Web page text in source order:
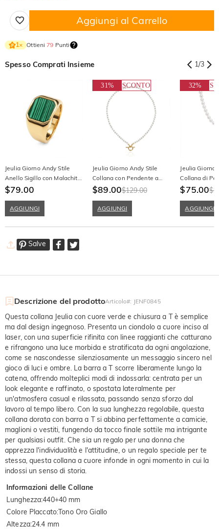
Aggiungi al Carrello
1× Ottieni79 Punti
Spesso Comprati Insieme 1/3
Jeulia Giorno Andy Stile
Anello Sigillo con Malachite
in Oro
$79.00
AGGIUNGI
31% SCONTO
Jeulia Giorno Andy Stile
Collana con Pendente a
Perla e T-Bar
$89.00$129.00
AGGIUNGI
32%
Jeulia Giorno
Collana di
d'Oro
$75.00
AGGIUNGI
Salve
Descrizione del prodottoArticolo#: JENF0845
Questa collana Jeulia con cuore verde e chiusura a T è semplice
ma dal design ingegnoso. Presenta un ciondolo a cuore inciso al
laser, con una superficie rifinita con linee raggianti che catturano
e rifrangono una luce morbida e stratificata da ogni angolazione,
come se nascondesse silenziosamente un messaggio sincero nel
gioco di luci e ombre. La barra a T scorre liberamente lungo la
catena, offrendo molteplici modi di indossarla: centrata per un
look elegante e raffinato, o spostata lateralmente per
un'atmosfera casual e rilassata, passando senza sforzo dal
lavoro al tempo libero. Con la sua lunghezza regolabile, questa
collana dorata con barra a T si abbina perfettamente a camicie,
maglioni o vestiti, fungendo da tocco finale sottile ma intrigante
per qualsiasi outfit. Che sia un regalo per una donna che
apprezza l'individualità e l'attitudine, o un regalo speciale per te
stessa, questa collana a cuore infonde in ogni momento in cui la
indossi un senso di storia.
Informazioni delle Collane
Lunghezza:440+40 mm
Colore Placcato:Tono Oro Giallo
Altezza:24.4 mm